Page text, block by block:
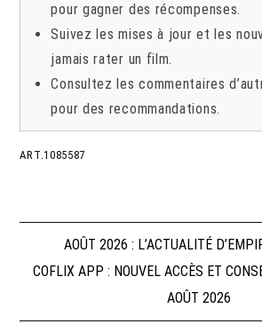
pour gagner des récompenses.
Suivez les mises à jour et les
jamais rater un film.
Consultez les commentaires
pour des recommandations.
ART.1085587
Navigation
AOÛT 2026 : L’ACTUALITÉ
COFLIX APP : NOUVEL ACCÈS ET
AOÛT 2026